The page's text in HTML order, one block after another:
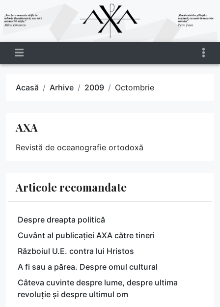
Acasă Arhive 2009 Octombrie
AXA
Revistă de oceanografie ortodoxă
Articole recomandate
Despre dreapta politică
Cuvânt al publicației AXA către tineri
Războiul U.E. contra lui Hristos
A fi sau a părea. Despre omul cultural
Câteva cuvinte despre lume, despre ultima
revoluție și despre ultimul om